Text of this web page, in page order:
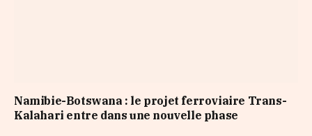
Namibie-Botswana : le projet ferroviaire Trans-
Kalahari entre dans une nouvelle phase